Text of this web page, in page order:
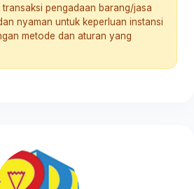
pengadaan barang/jasa
nyaman untuk keperluan instansi
metode dan aturan yang